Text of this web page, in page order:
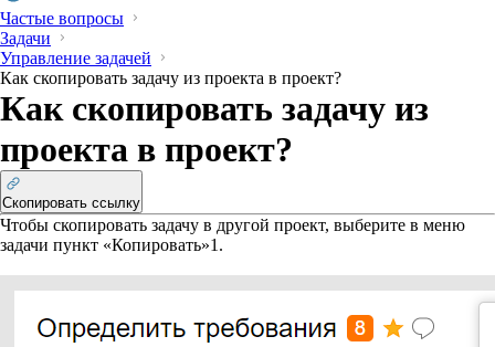
Частые вопросы
Задачи
Управление задачей
Как скопировать задачу из проекта в проект?
Как скопировать задачу из
проекта в проект?
Скопировать ссылку
Чтобы скопировать задачу в другой проект, выберите в меню
задачи пункт «Копировать»1 .